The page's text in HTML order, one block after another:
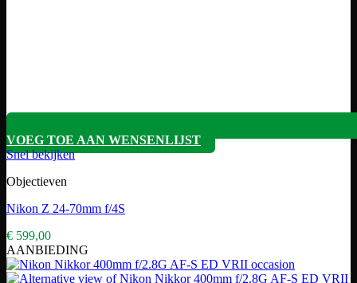
VOEG TOE AAN WENSENLIJST
Snel bekijken
Objectieven
Nikon Z 24-70mm f/4S
€ 599,00
AANBIEDING